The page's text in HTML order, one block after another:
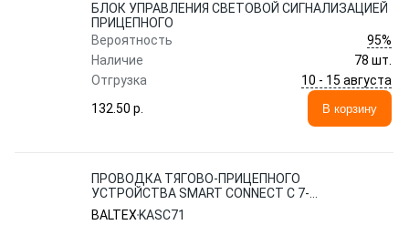
БЛОК УПРАВЛЕНИЯ СВЕТОВОЙ СИГНАЛИЗАЦИЕЙ
ПРИЦЕПНОГО
Вероятность
95%
Наличие
78 шт.
Отгрузка
10 - 15 августа
132.50 p.
В корзину
ПРОВОДКА ТЯГОВО-ПРИЦЕПНОГО
УСТРОЙСТВА SMART CONNECT C 7-
КОНТАКТНОЙ РОЗ KASC71
BALTEX KASC71